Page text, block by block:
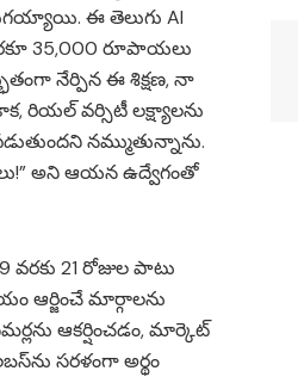
ఈ తెలుగు AI
35,000 రూపాయలు
నేర్పిన ఈ శిక్షణ, నా
రియల్ వర్సిటీ లక్ష్యాలను
నమ్ముతున్నాను.
అని ఆయన ఉద్వేగంతో
21 రోజుల పాటు
ఆర్జించే మార్గాలను
ఆకర్షించడం, మార్కెట్
సరళంగా అర్థం